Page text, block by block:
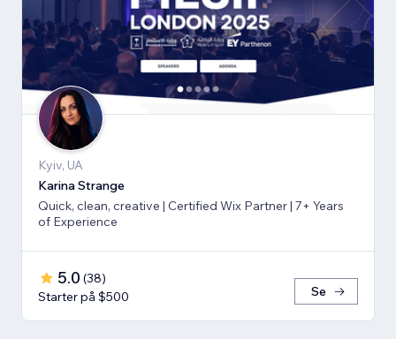
Kyiv, UA
Karina Strange
Quick, clean, creative | Certified Wix Partner | 7+ Years
of Experience
5.0 (38)
Starter på $500
Se